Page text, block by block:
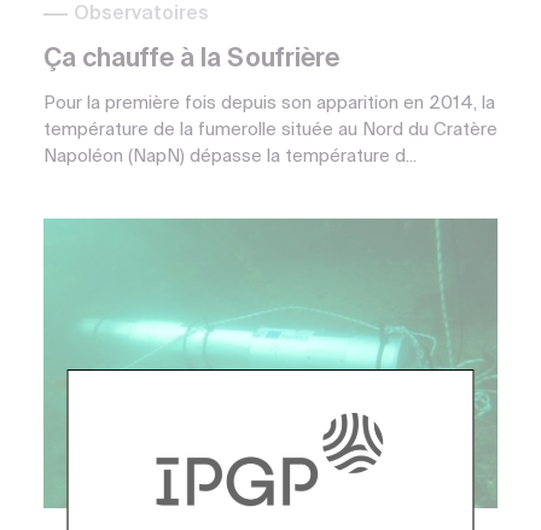
Observatoires
Ça chauffe à la Soufrière
Pour la première fois depuis son apparition en 2014, la
température de la fumerolle située au Nord du Cratère
Napoléon (NapN) dépasse la température d...